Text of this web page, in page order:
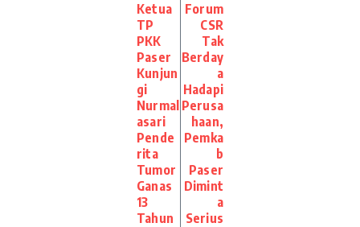
Ketua
TP
PKK
Paser
Kunjun
gi
Nurmal
asari
Pende
rita
Tumor
Ganas
13
Tahun
Forum
CSR
Tak
Berday
a
Hadapi
Perusa
haan,
Pemka
b
Paser
Dimint
a
Serius